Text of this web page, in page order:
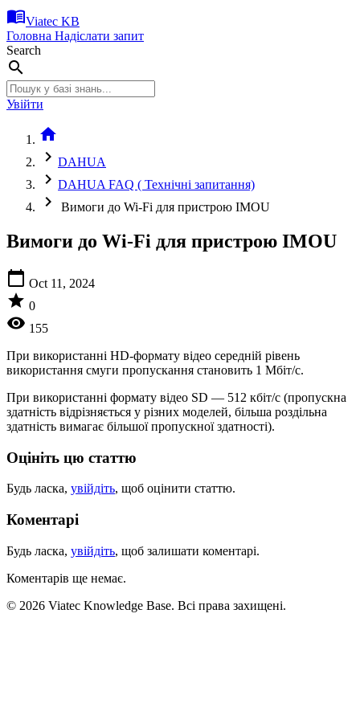
menu_bookViatec KB
Головна Надіслати запит
Search
search
Увійти
home
chevron_right DAHUA
chevron_right DAHUA FAQ ( Технічні запитання)
chevron_right Вимоги до Wi-Fi для пристрою IMOU
Вимоги до Wi-Fi для пристрою IMOU
calendar_today Oct 11, 2024
star 0
visibility 155
При використанні HD-формату відео середній рівень
використання смуги пропускання становить 1 Мбіт/с.
При використанні формату відео SD — 512 кбіт/с (пропускна
здатність відрізняється у різних моделей, більша роздільна
здатність вимагає більшої пропускної здатності).
Оцініть цю статтю
Будь ласка, увійдіть, щоб оцінити статтю.
Коментарі
Будь ласка, увійдіть, щоб залишати коментарі.
Коментарів ще немає.
© 2026 Viatec Knowledge Base. Всі права захищені.